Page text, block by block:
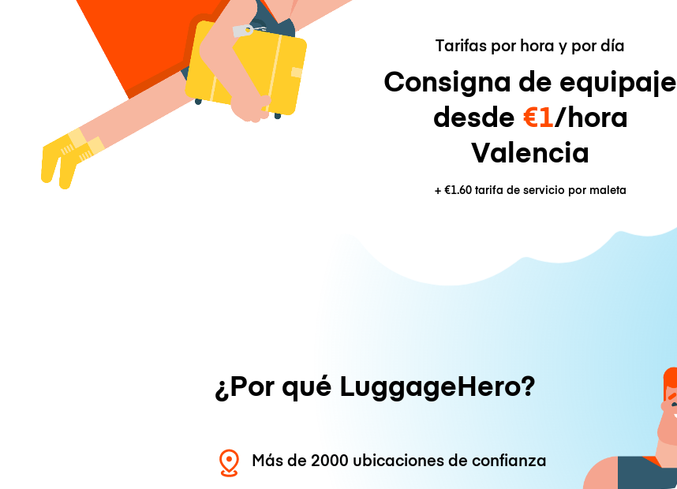
Tarifas por hora y por día
Consigna de equipaje
desde €1/hora
Valencia
+ €1.60tarifa de servicio por maleta
¿Por qué LuggageHero?
Más de 2000 ubicaciones de confianza